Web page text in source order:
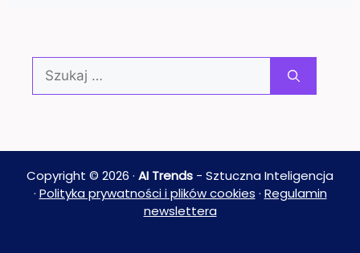
Szukaj:
Copyright © 2026 · AI Trends - Sztuczna Inteligencja
· Polityka prywatności i plików cookies · Regulamin
newslettera